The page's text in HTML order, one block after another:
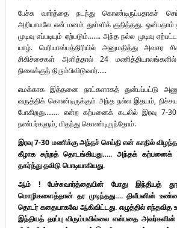
பேச்சு வார்த்தை நடந்து கொண்டிருப்பதாகச்
அறியாமலே என் மனம் துள்ளிக் குதித்தது.
முடிவு எப்படியும் ஏற்படும்……. அந்த நல்ல முடிவு
யாழ். பெரியாஸ்பத்திரியில் அனுமதித்து அவசர
சிகிச்சைகள் அளித்தால் 24
நிலைக்குத் திரும்பிவிடுவார்…..
எமக்காக இத்தனை நாட்களாகத் துன்பப்பட்டு
வருத்திக் கொண்டிருக்கும் அந்த நல்ல இதயம்,
போகிறது…….. என்ற கற்பனைக் கடலில் இரவு 7-
நண்பர்களும், மிதந்து கொண்டிருந்தோம்.
இரவு 7-30 மணிக்கு அந்தச் செய்தி என் காதில்
கீழாக சுற்றத் தொடங்கியது….. அந்தக் கற்பனைக்
தகர்த்து தவிடு பொடியாகியது.
ஆம் ! பேச்சுவார்த்தையின் போது இந்தியத்
மொழிகளைத்தான் தர முடிந்தது…. திலீபனின்
தொடர் கதையாகவே ஆகிவிட்டது. எழுத்தில் எந்தவித
இந்தியத் தரப்பு விரும்பவில்லை என்பதை